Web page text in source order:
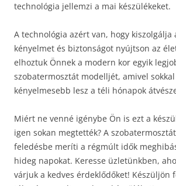
technológia jellemzi a mai készülékeket.
A technológia azért van, hogy kiszolgálja
kényelmet és biztonságot nyújtson az
elhoztuk Önnek a modern kor egyik
szobatermosztát modelljét, amivel
kényelmesebb lesz a téli hónapok
Miért ne venné igénybe Ön is ezt a
igen sokan megtették? A
feledésbe meríti a régmúlt idők
hideg napokat. Keresse üzletünkben,
várjuk a kedves érdeklődőket! Készüljön